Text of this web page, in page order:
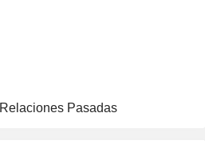
Relaciones Pasadas